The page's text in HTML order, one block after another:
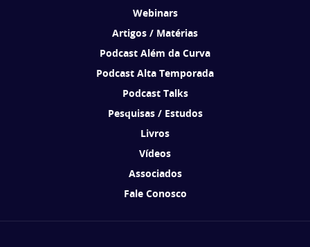
Webinars
Artigos / Matérias
Podcast Além da Curva
Podcast Alta Temporada
Podcast Talks
Pesquisas / Estudos
Livros
Vídeos
Associados
Fale Conosco